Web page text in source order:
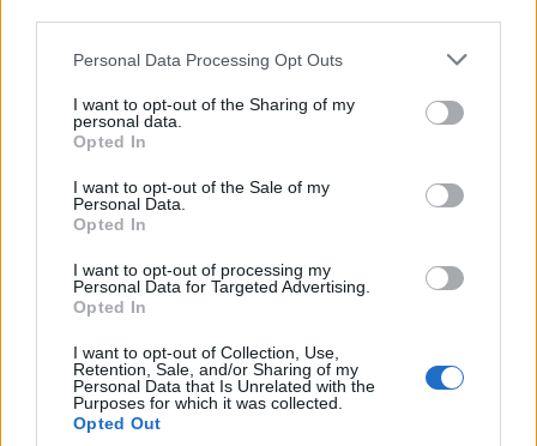
Please note that this website/app uses one or more Google
not limited to your visit or usage behaviour. You may click to
grant or deny consent to Google and its third-party tags to
use your data for below specified purposes in below Google
consent section.
Personal Data Processing Opt Outs
I want to opt-out of the Sharing of my
personal data.
Opted In
I want to opt-out of the Sale of my
Personal Data.
Opted In
I want to opt-out of processing my
Personal Data for Targeted Advertising.
Opted In
I want to opt-out of Collection, Use,
Retention, Sale, and/or Sharing of my
Personal Data that Is Unrelated with the
Purposes for which it was collected.
Opted Out
lo que tendrás suficientes para múltiples aplicaciones y
podrás experimentar con diferentes estilos y diseños.
No importa si eres principiante o experto en el mundo del
sin complicaciones. Además, su diseño
ergonómico
adapta cómodamente a cualquier tipo de uña,
garantizando un ajuste perfecto y evitando filtraciones
de producto.
alta calidad, fabricado con materiales duraderos
resistentes. Su diseñoversátilypráctico
en una herramienta imprescindible para cualquier